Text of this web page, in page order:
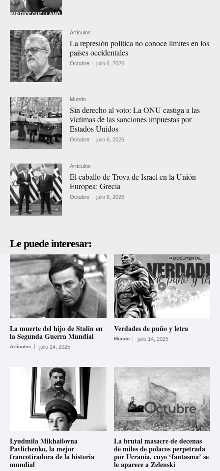
Artículos
La represión política no conoce límites en los
países occidentales
Octubre - julio 6, 2026
Mundo
Sin derecho al voto: La ONU castiga a las
víctimas de las sanciones impuestas por
Estados Unidos
Octubre - julio 6, 2026
Artículos
El caballo de Troya de Israel en la Unión
Europea: Grecia
Octubre - julio 6, 2026
Le puede interesar:
La muerte del hijo de Stalin en
la Segunda Guerra Mundial
Artículos julio 24, 2025
Verdades de puño y letra
Mundo julio 14, 2025
Lyudmila Mikhailovna
Pavlichenko, la mejor
francotiradora de la historia
mundial
La brutal masacre de decenas
de miles de polacos perpetrada
por Ucrania, cuyo ‘fantasma’ se
le aparece a Zelenski